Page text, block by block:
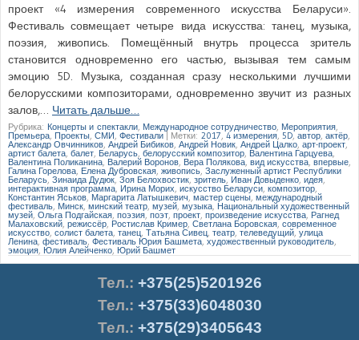
проект «4 измерения современного искусства Беларуси».
Фестиваль совмещает четыре вида искусства: танец, музыка,
поэзия, живопись. Помещённый внутрь процесса зритель
становится одновременно его частью, вызывая тем самым
эмоцию 5D. Музыка, созданная сразу несколькими лучшими
белорусскими композиторами, одновременно звучит из разных
залов,… Читать дальше…
Рубрика: Концерты и спектакли Международное сотрудничество Мероприятия
Премьера Проекты СМИ Фестивали | Метки: 2017 ,4 измерения 5D, автор актёр
Александр Овчинников Андрей Бибиков Андрей Новик Андрей Цалко арт-проект
артист балета балет Беларусь белорусский композитор Валентина Гарцуева
Валентина Поликанина Валерий Воронов Вера Полякова вид искусства ,впервые
Галина Горелова Елена Дубровская живопись Заслуженный артист Республики
Беларусь, Зинаида Дудюк, Зоя Белохвостик зритель, Иван Довыденко идея
интерактивная программа Ирина Морих искусство Беларуси композитор
Константин Яськов, Маргарита Латышкевич мастер сцены международный
фестиваль Минск ,минский театр музей музыка Национальный художественный
музей Ольга Подгайская поэзия ,поэт проект произведение искусства Рагнед
Малаховский режиссёр Ростислав Кример Светлана Боровская,современное
искусство солист балета танец Татьяна Сивец театр телеведущий ,улица
Ленина фестиваль Фестиваль Юрия Башмета художественный руководитель
эмоция Юлия Алейченко Юрий Башмет
Тел.: +375(25)5201926
Тел.: +375(33)6048030
Тел.: +375(29)3405643